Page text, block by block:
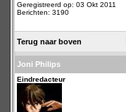
Geregistreerd op: 03 Okt 2011
Berichten: 3190
Terug naar boven
Joni Philips
Eindredacteur